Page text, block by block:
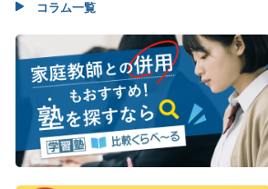
コラム一覧